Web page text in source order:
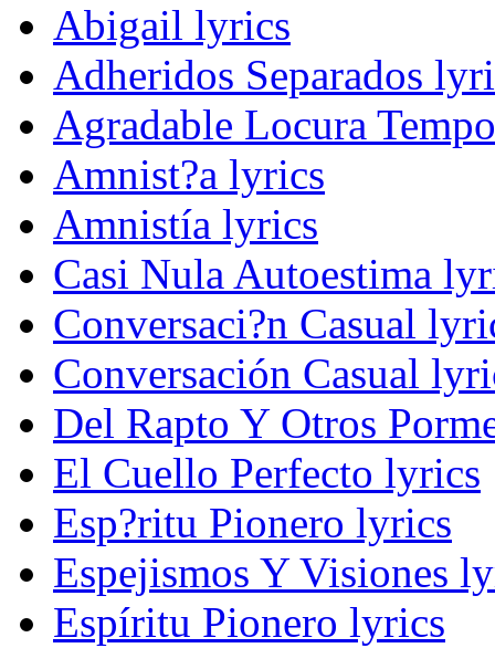
Abigail lyrics
Adheridos Separados
Agradable Locura
Amnist?a lyrics
Amnistía lyrics
Casi Nula Autoestima
Conversaci?n Casual
Conversación Casual
Del Rapto Y Otros
El Cuello Perfecto lyrics
Esp?ritu Pionero lyrics
Espejismos Y Visiones
Espíritu Pionero lyrics